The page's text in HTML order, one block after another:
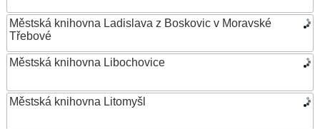
Městská knihovna Ladislava z Boskovic v Moravské
Třebové
Městská knihovna Libochovice
Městská knihovna Litomyšl